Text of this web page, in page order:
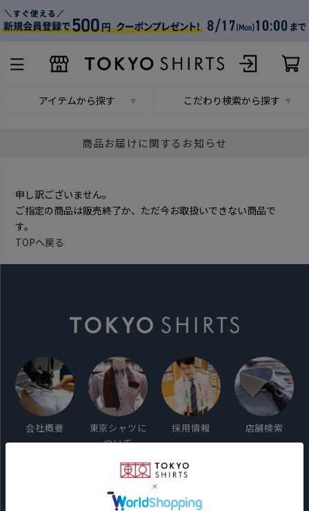
アイテムから探す こだわり検索から探す
商品お届けに関するお知らせ
申し訳ございません。
ご指定の商品は販売終了か、ただ今お取扱いできない商品で
す。
TOPへ戻る
会社概要
東京シャツに
ついて
採用情報 店舗検索